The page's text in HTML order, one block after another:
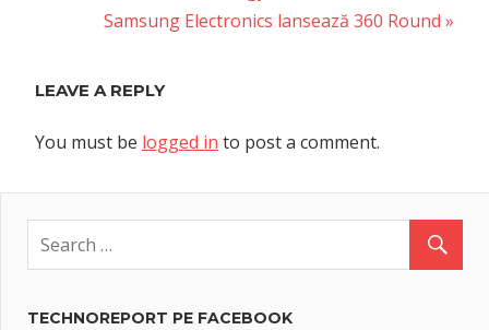
navigation
Next
Samsung Electronics lansează 360 Round
LEAVE A REPLY
You must be logged in to post a comment.
TECHNOREPORT PE FACEBOOK